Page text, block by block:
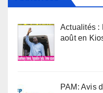
Actualités :
août en
PAM: Avis